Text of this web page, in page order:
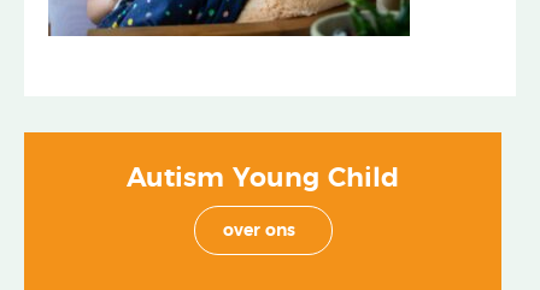
Autism Young Child
over ons